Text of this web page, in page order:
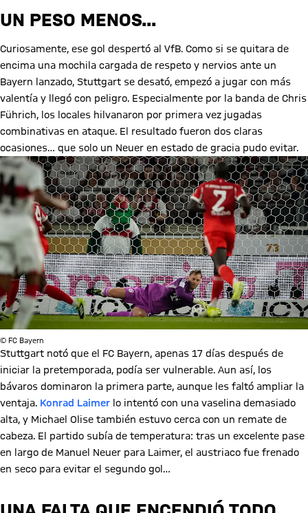
UN PESO MENOS...
Curiosamente, ese gol despertó al VfB. Como si se quitara de
encima una mochila cargada de respeto y nervios ante un
Bayern lanzado, Stuttgart se desató, empezó a jugar con más
valentía y llegó con peligro. Especialmente por la banda de Chris
Führich, los locales hilvanaron por primera vez jugadas
combinativas en ataque. El resultado fueron dos claras
ocasiones… que solo un Neuer en estado de gracia pudo evitar.
© FC Bayern
Stuttgart notó que el FC Bayern, apenas 17 días después de
iniciar la pretemporada, podía ser vulnerable. Aun así, los
bávaros dominaron la primera parte, aunque les faltó ampliar la
ventaja. Konrad Laimer lo intentó con una vaselina demasiado
alta, y Michael Olise también estuvo cerca con un remate de
cabeza. El partido subía de temperatura: tras un excelente pase
en largo de Manuel Neuer para Laimer, el austriaco fue frenado
en seco para evitar el segundo gol…